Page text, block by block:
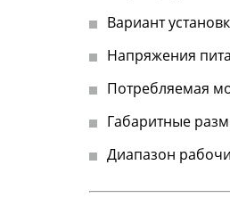
Вариант
Напряжения
Потребляемая
Габаритные
Диапазон